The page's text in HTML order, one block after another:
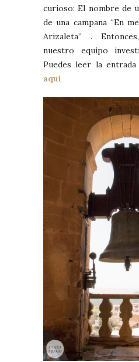
curioso: El nombre de
de una campana “En
Arizaleta” .
nuestro equipo
Puedes leer la
aquí